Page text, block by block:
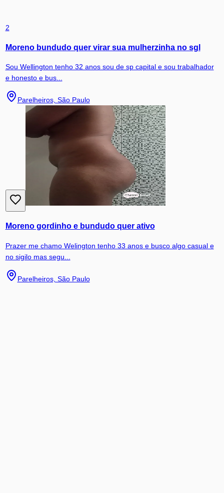
2
Moreno bundudo quer virar sua mulherzinha no sgl
Sou Wellington tenho 32 anos sou de sp capital e sou trabalhador
e honesto e bus...
Parelheiros, São Paulo
Moreno gordinho e bundudo quer ativo
Prazer me chamo Welington tenho 33 anos e busco algo casual e
no sigilo mas segu...
Parelheiros, São Paulo